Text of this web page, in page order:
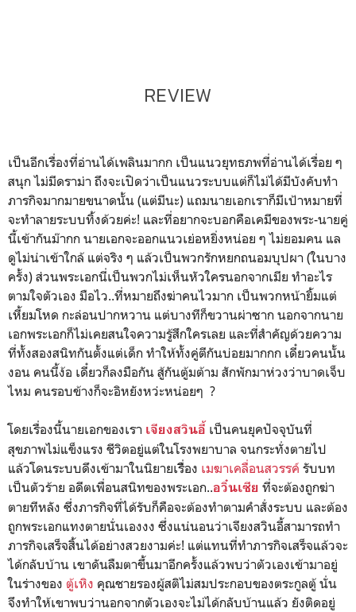
REVIEW
เป็นอีกเรื่องที่อ่านได้เพลินมากก เป็นแนวยุทธภพที่อ่านได้เรื่อย ๆ
สนุก ไม่มีดราม่า ถึงจะเปิดว่าเป็นแนวระบบแต่ก็ไม่ได้มีบังคับทำ
ภารกิจมากมายขนาดนั้น (แต่มีนะ) แถมนายเอกเราก็มีเป้าหมายที่
จะทำลายระบบทิ้งด้วยค่ะ! และที่อยากจะบอกคือเคมีของพระ-นายคู่
นี้เข้ากันม๊ากก นายเอกจะออกแนวเย่อหยิ่งหน่อย ๆ ไม่ยอมคน แล
ดูไม่น่าเข้าใกล้ แต่จริง ๆ แล้วเป็นพวกรักหยกถนอมบุปผา (ในบาง
ครั้ง) ส่วนพระเอกนี่เป็นพวกไม่เห็นหัวใครนอกจากเมีย ทำอะไร
ตามใจตัวเอง มือไว..ที่หมายถึงฆ่าคนไวมาก เป็นพวกหน้ายิ้มแต่
เหี้ยมโหด กะล่อนปากหวาน แต่บางทีก็ขวานผ่าซาก นอกจากนาย
เอกพระเอกก็ไม่เคยสนใจความรู้สึกใครเลย และที่สำคัญด้วยความ
ที่ทั้งสองสนิทกันตั้งแต่เด็ก ทำให้ทั้งคู่ตีกันบ่อยมากกก เดี๋ยวคนนั้น
งอน คนนี้ง้อ เดี๋ยวก็ลงมือกัน สู้กันตู้มต้าม สักพักมาห่วงว่าบาดเจ็บ
ไหม คนรอบข้างก็จะอิหยังหว่ะหน่อยๆ ?
โดยเรื่องนี้นายเอกของเรา เจียงสวินอี้ เป็นคนยุคปัจจุบันที่
สุขภาพไม่แข็งแรง ชีวิตอยู่แต่ในโรงพยาบาล จนกระทั่งตายไป
แล้วโดนระบบดึงเข้ามาในนิยายเรื่ิอง เมฆาเคลื่อนสวรรค์ รับบท
เป็นตัวร้าย อดีตเพื่อนสนิทของพระเอก..อวิ๋นเซีย ที่จะต้องถูกฆ่า
ตายทีหลัง ซึ่งภารกิจที่ได้รับก็คือจะต้องทำตามคำสั่งระบบ และต้อง
ถูกพระเอกแทงตายนั่นเองงง ซึ่งแน่นอนว่าเจียงสวินอี้สามารถทำ
ภารกิจเสร็จสิ้นได้อย่างสวยงามค่ะ! แต่แทนที่ทำภารกิจเสร็จแล้วจะ
ได้กลับบ้าน เขาดันลืมตาขึ้นมาอีกครั้งแล้วพบว่าตัวเองเข้ามาอยู่
ในร่างของ ตู้เหิง คุณชายรองผู้สติไม่สมประกอบของตระกูลตู้ นั่น
จึงทำให้เขาพบว่านอกจากตัวเองจะไม่ได้กลับบ้านแล้ว ยังติดอยู่